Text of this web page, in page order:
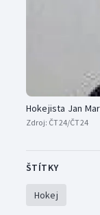
Hokejista Jan
Zdroj: ČT24/ČT24
ŠTÍTKY
Hokej